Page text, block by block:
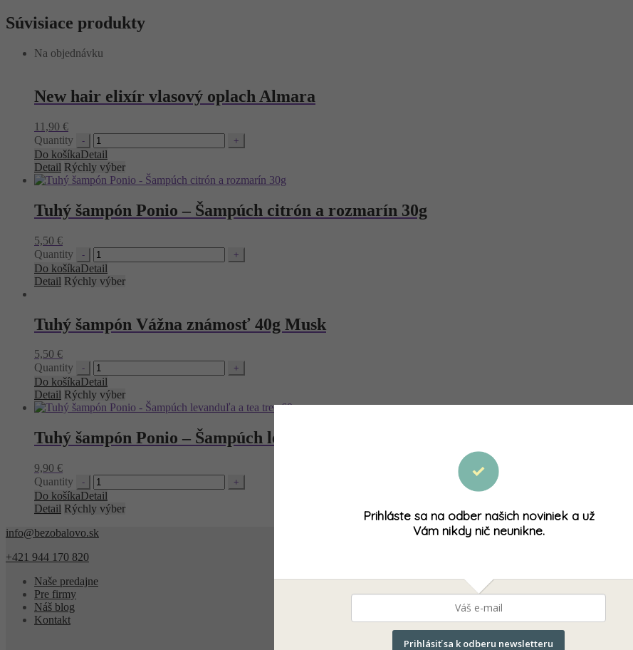
Súvisiace produkty
Na objednávku
New hair elixír vlasový oplach Almara
11,90 €
Quantity
Do košíkaDetail
Detail Rýchly výber
Tuhý šampón Ponio – Šampúch citrón a rozmarín 30g
5,50 €
Quantity
Do košíkaDetail
Detail Rýchly výber
Tuhý šampón Vážna známosť 40g Musk
5,50 €
Quantity
Do košíkaDetail
Detail Rýchly výber
Tuhý šampón Ponio – Šampúch levanduľa a tea tree 60g
9,90 €
Quantity
Do košíkaDetail
Detail Rýchly výber
info@bezobalovo.sk
+421 944 170 820
Naše predajne
Pre firmy
Náš blog
Kontakt
Naše produkty
Prihláste sa na odber našich noviniek a už
Vám nikdy nič neunikne.
Prihlásiť sa k odberu newsletteru